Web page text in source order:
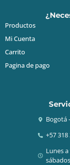
Productos
Mi Cuenta
Carrito
Pagina de pago
Bogotá
+57
Lunes